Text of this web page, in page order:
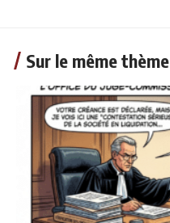
Sur le même thème